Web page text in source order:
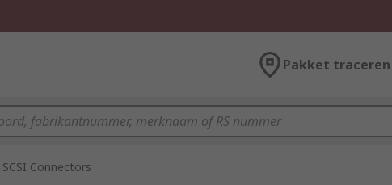
Pakket traceren
SCSI Connectors